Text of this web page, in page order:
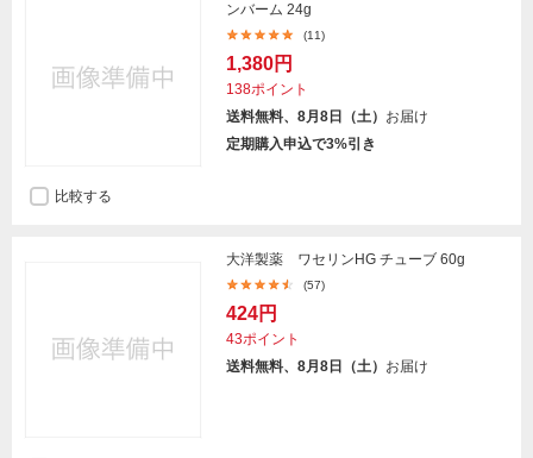
ンバーム 24g
(11)
1,380円
138ポイント
送料無料、8月8日（土） お届け
定期購入申込で3%引き
比較する
大洋製薬 ワセリンHG チューブ 60g
(57)
424円
43ポイント
送料無料、8月8日（土） お届け